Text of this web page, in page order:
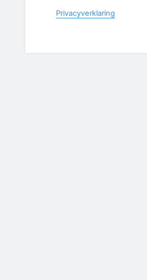
Privacyverklaring